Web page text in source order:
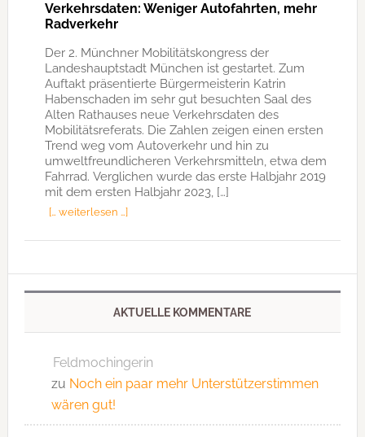
Verkehrsdaten: Weniger Autofahrten, mehr
Radverkehr
Der 2. Münchner Mobilitätskongress der
Landeshauptstadt München ist gestartet. Zum
Auftakt präsentierte Bürgermeisterin Katrin
Habenschaden im sehr gut besuchten Saal des
Alten Rathauses neue Verkehrsdaten des
Mobilitätsreferats. Die Zahlen zeigen einen ersten
Trend weg vom Autoverkehr und hin zu
umweltfreundlicheren Verkehrsmitteln, etwa dem
Fahrrad. Verglichen wurde das erste Halbjahr 2019
mit dem ersten Halbjahr 2023, […]
[… weiterlesen …]
AKTUELLE KOMMENTARE
Feldmochingerin
zu Noch ein paar mehr Unterstützerstimmen
wären gut!